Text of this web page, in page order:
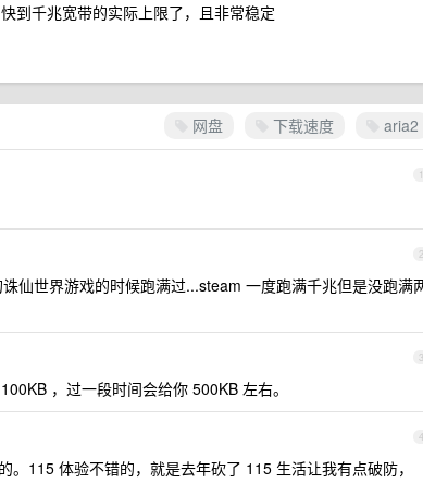
到千兆宽带的实际上限了，且非常稳定
网盘 下载速度 aria2
1
2
仙世界游戏的时候跑满过...steam 一度跑满千兆但是没跑满
3
，过一段时间会给你 500KB 左右。
4
115 体验不错的，就是去年砍了 115 生活让我有点破防，